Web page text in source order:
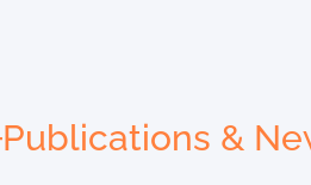
Publications &